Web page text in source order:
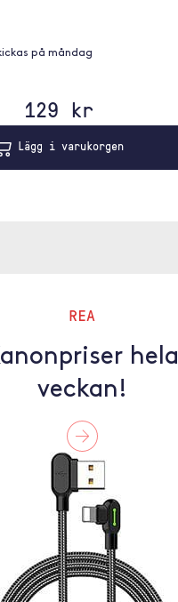
på måndag
129 kr
Lägg i varukorgen
REA
hela
veckan!